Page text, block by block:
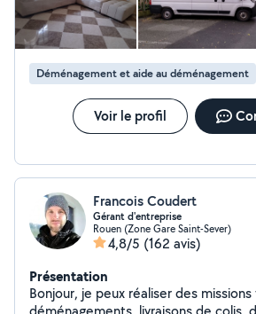
Déménagement et aide au déménagement
Voir le profil
Francois Coudert
Gérant d'entreprise
Rouen (Zone Gare Saint-Sever)
4,8/5 (162 avis)
Présentation
Bonjour, je peux réaliser des